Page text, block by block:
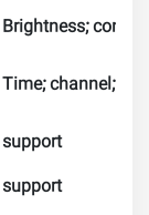
Brightness;
Time; channel;
support
support